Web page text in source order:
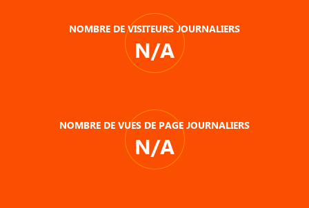
NOMBRE DE VISITEURS JOURNALIERS
N/A
NOMBRE DE VUES DE PAGE JOURNALIERS
N/A